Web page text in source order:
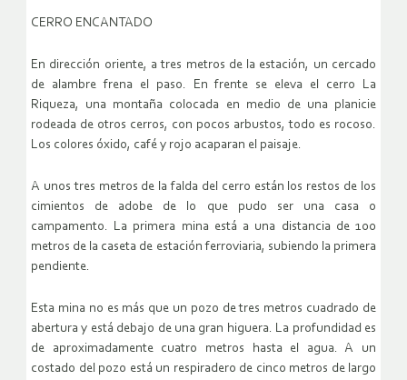
CERRO ENCANTADO
En dirección oriente, a tres metros de la estación, un cercado
de alambre frena el paso. En frente se eleva el cerro La
Riqueza, una montaña colocada en medio de una planicie
rodeada de otros cerros, con pocos arbustos, todo es rocoso.
Los colores óxido, café y rojo acaparan el paisaje.
A unos tres metros de la falda del cerro están los restos de los
cimientos de adobe de lo que pudo ser una casa o
campamento. La primera mina está a una distancia de 100
metros de la caseta de estación ferroviaria, subiendo la primera
pendiente.
Esta mina no es más que un pozo de tres metros cuadrado de
abertura y está debajo de una gran higuera. La profundidad es
de aproximadamente cuatro metros hasta el agua. A un
costado del pozo está un respiradero de cinco metros de largo